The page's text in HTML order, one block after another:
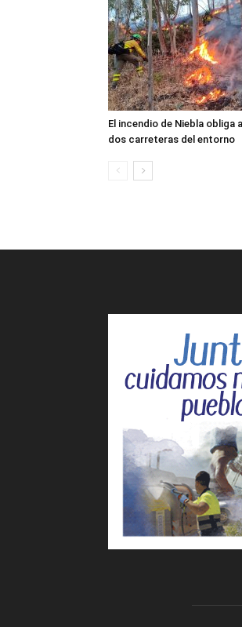
El incendio de Niebla obliga
dos carreteras del entorno